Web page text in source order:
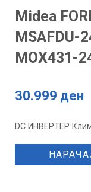
Midea
MSAFDU-
MOX431-
30.999 ден
DC ИНВЕРТЕР